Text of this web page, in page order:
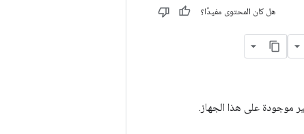
هل كان المحتوى مفيدًا؟
موجودة على هذا الجهاز.